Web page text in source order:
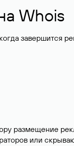
Whois
завершится
размещение
или